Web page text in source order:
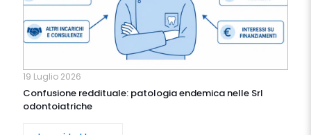
19 Luglio 2026
Confusione reddituale: patologia endemica nelle Srl
odontoiatriche